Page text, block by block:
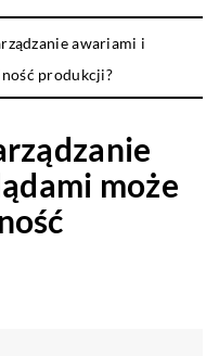
awariami i
produkcji?
może